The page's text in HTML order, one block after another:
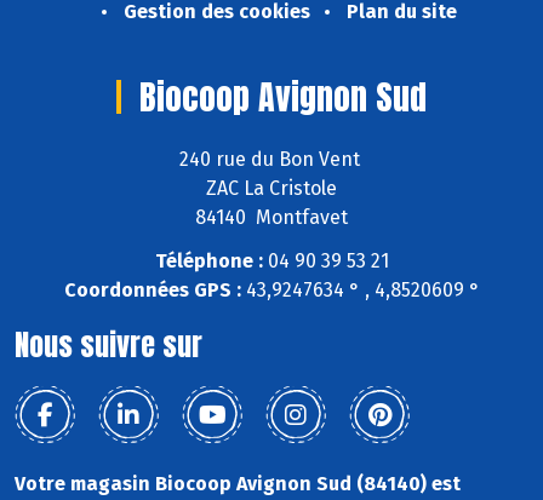
Gestion des cookies
Plan du site
Biocoop Avignon Sud
240 rue du Bon Vent
ZAC La Cristole
84140 Montfavet
Téléphone :04 90 39 53 21
Coordonnées GPS :43,9247634 ° , 4,8520609 °
Nous suivre sur
Votre magasin Biocoop Avignon Sud (84140) est